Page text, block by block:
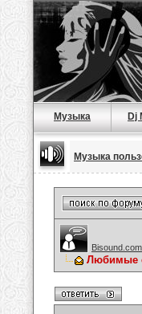
Музыка Dj
Музыка
Любимые